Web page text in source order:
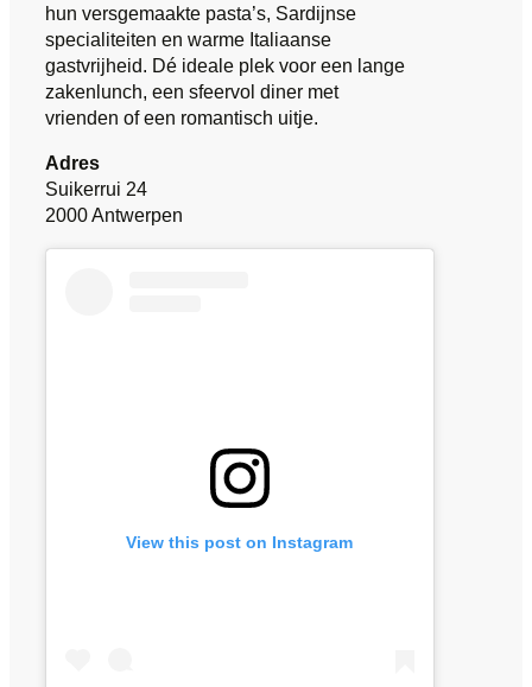
hun versgemaakte pasta’s, Sardijnse
specialiteiten en warme Italiaanse
gastvrijheid. Dé ideale plek voor een lange
zakenlunch, een sfeervol diner met
vrienden of een romantisch uitje.
Adres
Suikerrui 24
2000 Antwerpen
View this post on Instagram